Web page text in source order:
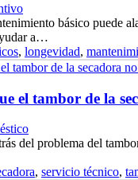
básico puede
a…
, longevidad,
el tambor de la
del problema del
, servicio técnico,